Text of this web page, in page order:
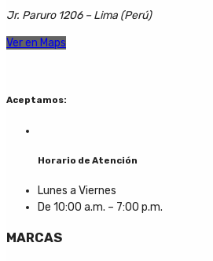
Jr. Paruro 1206 – Lima (Perú)
Ver en Maps
Aceptamos:
Horario de Atención
Lunes a Viernes
De 10:00 a.m. – 7:00 p.m.
MARCAS